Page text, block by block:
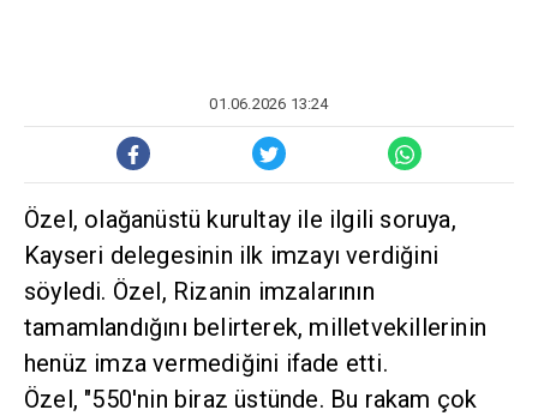
01.06.2026 13:24
Özel, olağanüstü kurultay ile ilgili soruya,
Kayseri delegesinin ilk imzayı verdiğini
söyledi. Özel, Rizanin imzalarının
tamamlandığını belirterek, milletvekillerinin
henüz imza vermediğini ifade etti.
Özel, "550'nin biraz üstünde. Bu rakam çok